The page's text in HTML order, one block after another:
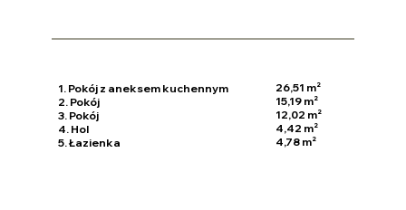
1. Pokój z aneksem kuchennym
2. Pokój
3. Pokój
4. Hol
5. Łazienka
26,51 m²
15,19 m²
12,02 m²
4,42 m²
4,78 m²